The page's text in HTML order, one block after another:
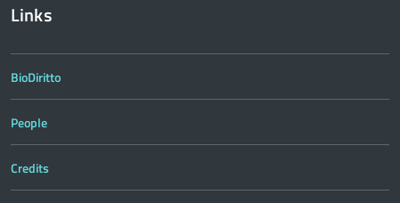
Links
BioDiritto
People
Credits